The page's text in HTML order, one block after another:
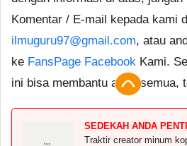
Komentar / E-mail kepada kami
ilmuguru97@gmail.com, atau
ke FansPage Facebook Kami.
ini bisa membantu anda semua,
SEDEKAH ANDA
Traktir creator minum